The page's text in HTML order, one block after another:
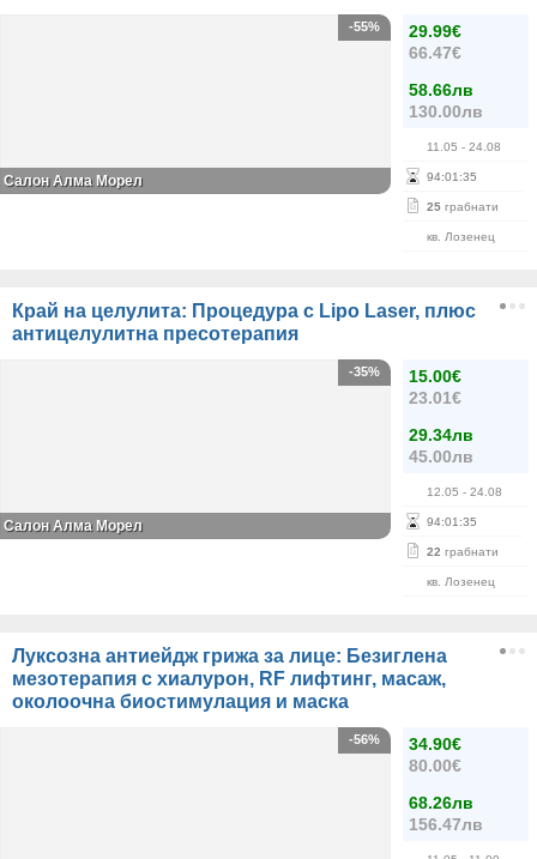
29.99€
66.47€
58.66лв
130.00лв
11.05 - 24.08
94:01 :35
25 грабнати
кв. Лозенец
-55%
Салон Алма Морел
Край на целулита: Процедура с Lipo Laser, плюс
aнтицелулитна пресотерапия
15.00€
23.01€
29.34лв
45.00лв
12.05 - 24.08
94:01 :35
22 грабнати
кв. Лозенец
-35%
Салон Алма Морел
Луксозна антиейдж грижа за лице: Безиглена
мезотерапия с хиалурон, RF лифтинг, масаж,
околоочна биостимулация и маска
34.90€
80.00€
68.26лв
156.47лв
-56%